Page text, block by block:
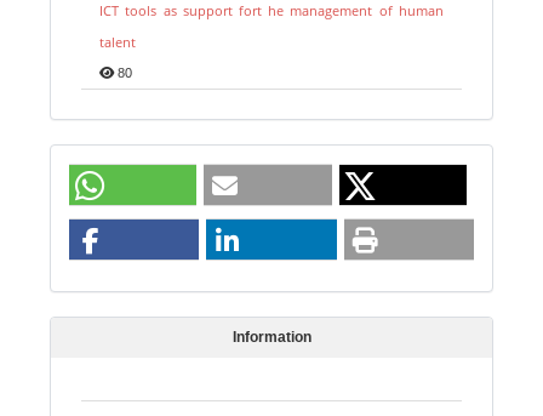
ICT tools as support fort he management of human
talent
80
Information